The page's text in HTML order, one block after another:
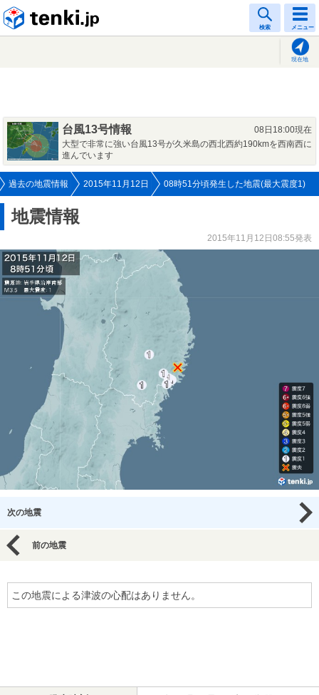
検索 メニュー
現在地
台風13号情報
08日18:00現在
大型で非常に強い台風13号が久米島の西北西約190kmを西南西に
進んでいます
過去の地震情報 2015年11月12日 08時51分頃発生した地震(最大震度1)
地震情報
2015年11月12日08:55発表
次の地震
前の地震
この地震による津波の心配はありません。